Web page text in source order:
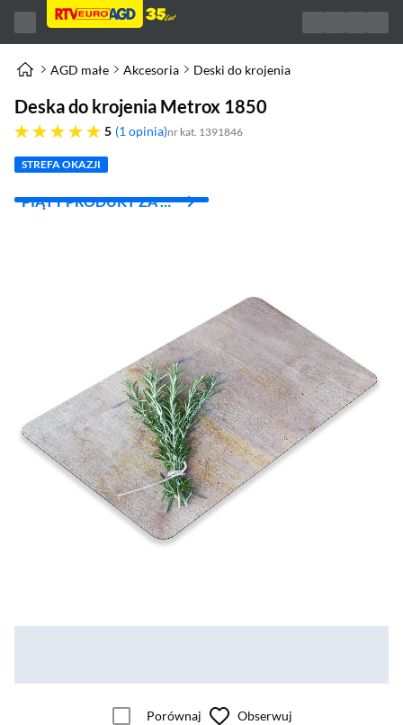
AGD małe Akcesoria Deski do krojenia
Deska do krojenia Metrox 1850
5
pięć gwiazdek 1 opinia nr kat. 1391846
STREFA OKAZJI
PIĄTY PRODUKT ZA 1
Porównaj Obserwuj